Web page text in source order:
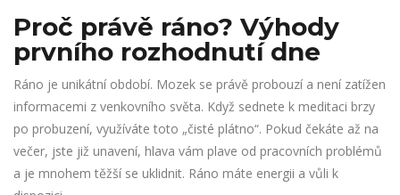
Proč právě ráno? Výhody
prvního rozhodnutí dne
Ráno je unikátní období. Mozek se právě probouzí a není zatížen
informacemi z venkovního světa. Když sednete k meditaci brzy
po probuzení, využíváte toto „čisté plátno“. Pokud čekáte až na
večer, jste již unavení, hlava vám plave od pracovních problémů
a je mnohem těžší se uklidnit. Ráno máte energii a vůli k